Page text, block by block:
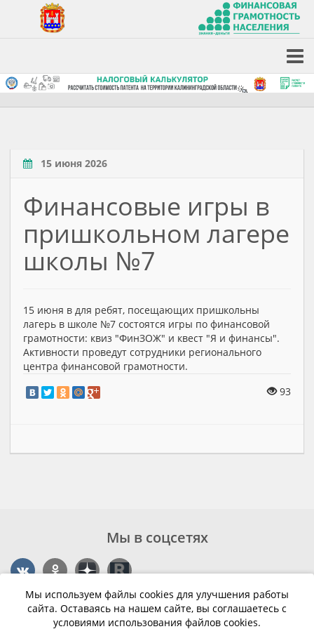
15 июня 2026
Финансовые игры в
пришкольном лагере
школы №7
15 июня в для ребят, посещающих пришкольны
лагерь в школе №7 состоятся игры по финансовой
грамотности: квиз "ФинЗОЖ" и квест "Я и финансы".
Активности проведут сотрудники регионального
центра финансовой грамотности.
93
Мы используем файлы cookies для улучшения работы
сайта. Оставаясь на нашем сайте, вы соглашаетесь с
условиями использования файлов cookies.
Мы в соцсетях
Контакты
г. Калининград, ул. Эпроновская, 1